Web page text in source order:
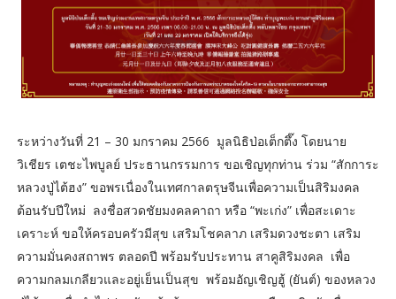
ระหว่างวันที่ 21 – 30 มกราคม 2566 มูลนิธิป่อเต็กตึ๊ง โดยนาย
วิเชียร เตชะไพบูลย์ ประธานกรรมการ ขอเชิญทุกท่าน ร่วม “สักการะ
หลวงปู่ไต้ฮง” ขอพรเนื่องในเทศกาลตรุษจีนเพื่อความเป็นสิริมงคล
ต้อนรับปีใหม่ ลงชื่อสวดชัยมงคลคาถา หรือ “พะเก่ง” เพื่อสะเดาะ
เคราะห์ ขอให้ครอบครัวมีสุข เสริมโชคลาภ เสริมดวงชะตา เสริม
ความมั่นคงสถาพร ตลอดปี พร้อมรับประทาน สาคูสิริมงคล เพื่อ
ความกลมเกลียวและอยู่เย็นเป็นสุข พร้อมอัญเชิญฮู้ (ยันต์) ของหลวง